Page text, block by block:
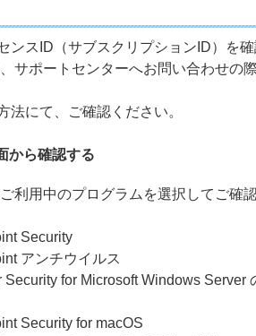
ンスID（サブスクリプションID）を
サポートセンターへお問い合わせの
法にて、ご確認ください。
から確認する
利用中のプログラムを選択してご確
Security
アンチウイルス
Security for Microsoft Windows Server
Security for macOS